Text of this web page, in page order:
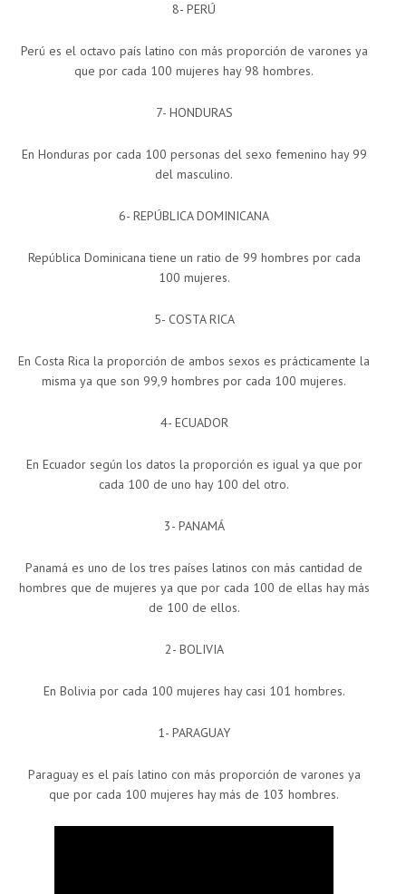
8- PERÚ
Perú es el octavo país latino con más proporción de varones ya
que por cada 100 mujeres hay 98 hombres.
7- HONDURAS
En Honduras por cada 100 personas del sexo femenino hay 99
del masculino.
6- REPÚBLICA DOMINICANA
República Dominicana tiene un ratio de 99 hombres por cada
100 mujeres.
5- COSTA RICA
En Costa Rica la proporción de ambos sexos es prácticamente la
misma ya que son 99,9 hombres por cada 100 mujeres.
4- ECUADOR
En Ecuador según los datos la proporción es igual ya que por
cada 100 de uno hay 100 del otro.
3- PANAMÁ
Panamá es uno de los tres países latinos con más cantidad de
hombres que de mujeres ya que por cada 100 de ellas hay más
de 100 de ellos.
2- BOLIVIA
En Bolivia por cada 100 mujeres hay casi 101 hombres.
1- PARAGUAY
Paraguay es el país latino con más proporción de varones ya
que por cada 100 mujeres hay más de 103 hombres.